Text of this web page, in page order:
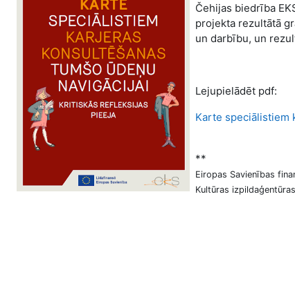
Čehijas biedrība
projekta rezultātā
un darbību, un
Lejupielādēt pdf:
Karte speciālistiem
**
Eiropas Savienības
Kultūras